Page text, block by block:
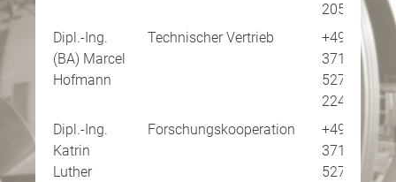
205
Dipl.-Ing.
(BA) Marcel
Hofmann
Technischer Vertrieb
+49
371
5277-
224
Dipl.-Ing.
Katrin
Luther
Forschungskooperation
+49
371
5277-